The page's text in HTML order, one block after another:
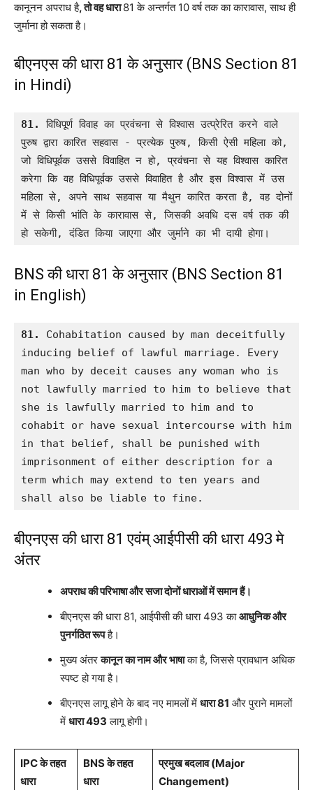
कानूनन अपराध है, तो वह धारा81 के अन्तर्गत 10 वर्ष तक का कारावास, साथ ही
जुर्माना हो सकता है।
बीएनएस की धारा 81 के अनुसार (BNS Section 81
in Hindi)
81.
विधिपूर्ण विवाह का प्रवंचना से विश्वास उत्प्रेरित करने वाले
पुरुष द्वारा कारित सहवास - प्रत्येक पुरुष, किसी ऐसी महिला को,
जो विधिपूर्वक उससे विवाहित न हो, प्रवंचना से यह विश्वास कारित
करेगा कि वह विधिपूर्वक उससे विवाहित है और इस विश्वास में उस
महिला से, अपने साथ सहवास या मैथुन कारित करता है, वह दोनों
में से किसी भांति के कारावास से, जिसकी अवधि दस वर्ष तक की
हो सकेगी, दंडित किया जाएगा और जुर्माने का भी दायी होगा।
BNS की धारा 81 के अनुसार (BNS Section 81
in English)
81.
Cohabitation caused by man deceitfully
inducing belief of lawful marriage. Every
man who by deceit causes any woman who is
not lawfully married to him to believe that
she is lawfully married to him and to
cohabit or have sexual intercourse with him
in that belief, shall be punished with
imprisonment of either description for a
term which may extend to ten years and
shall also be liable to fine.
बीएनएस की धारा 81 एवंम् आईपीसी की धारा 493 मे
अंतर
अपराध की परिभाषा और सजा दोनों धाराओं में समान हैं।
बीएनएस की धारा 81, आईपीसी की धारा 493 काआधुनिक और
पुनर्गठित रूपहै।
मुख्य अंतरकानून का नाम और भाषाका है, जिससे प्रावधान अधिक
स्पष्ट हो गया है।
बीएनएस लागू होने के बाद नए मामलों में धारा 81 और पुराने मामलों
में धारा 493 लागू होगी।
IPC के तहत
धारा
BNS के तहत
धारा
प्रमुख बदलाव (Major
Changement)